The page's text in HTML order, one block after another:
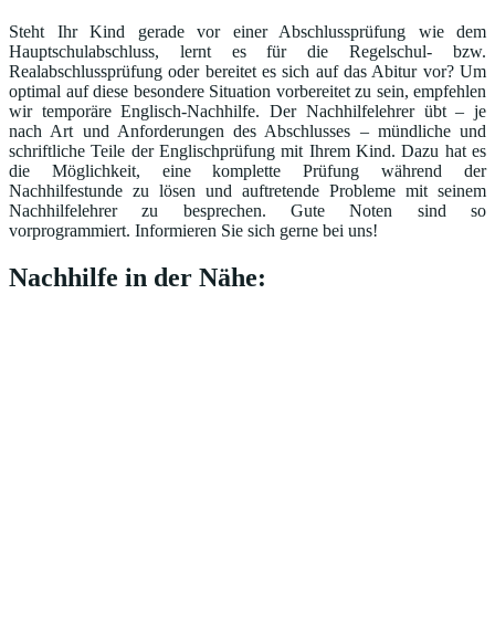
Steht Ihr Kind gerade vor einer Abschlussprüfung wie dem
Hauptschulabschluss, lernt es für die Regelschul- bzw.
Realabschlussprüfung oder bereitet es sich auf das Abitur vor? Um
optimal auf diese besondere Situation vorbereitet zu sein, empfehlen
wir temporäre Englisch-Nachhilfe. Der Nachhilfelehrer übt – je
nach Art und Anforderungen des Abschlusses – mündliche und
schriftliche Teile der Englischprüfung mit Ihrem Kind. Dazu hat es
die Möglichkeit, eine komplette Prüfung während der
Nachhilfestunde zu lösen und auftretende Probleme mit seinem
Nachhilfelehrer zu besprechen. Gute Noten sind so
vorprogrammiert. Informieren Sie sich gerne bei uns!
Nachhilfe in der Nähe: